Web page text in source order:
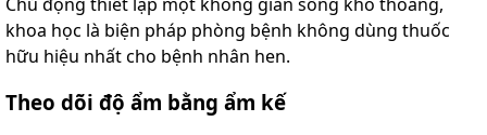
khoa học là biện pháp phòng bệnh không dùng thuốc
hữu hiệu nhất cho bệnh nhân hen.
Theo dõi độ ẩm bằng ẩm kế